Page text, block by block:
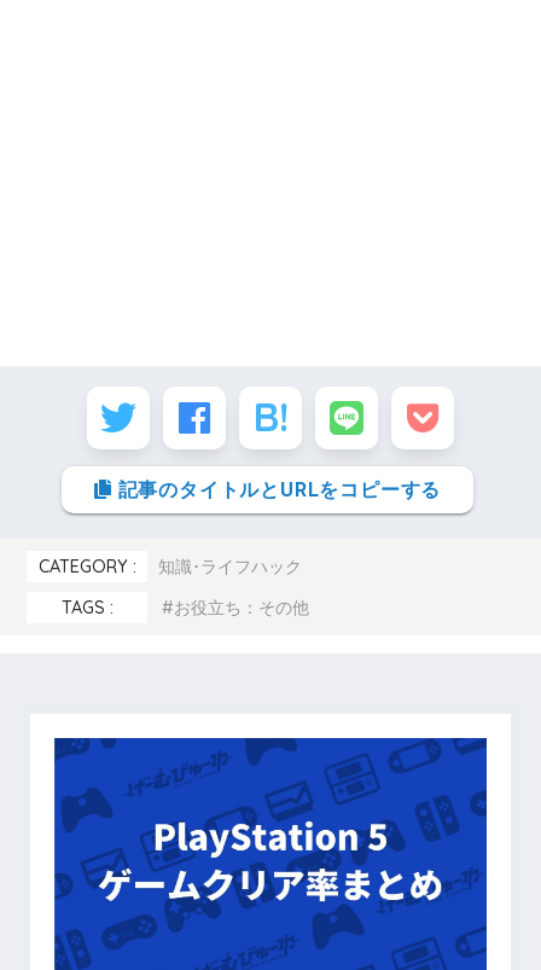
記事のタイトルとURLをコピーする
CATEGORY :
知識･ライフハック
TAGS :
お役立ち：その他